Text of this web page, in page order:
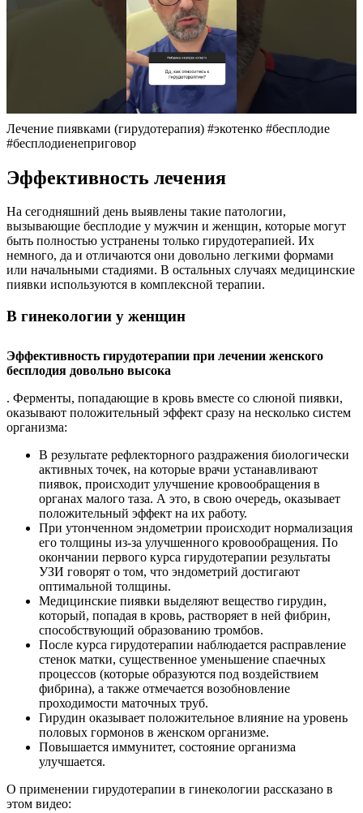
Лечение пиявками (гирудотерапия) #экотенко #бесплодие
#бесплодиенеприговор
Эффективность лечения
На сегодняшний день выявлены такие патологии,
вызывающие бесплодие у мужчин и женщин, которые могут
быть полностью устранены только гирудотерапией. Их
немного, да и отличаются они довольно легкими формами
или начальными стадиями. В остальных случаях медицинские
пиявки используются в комплексной терапии.
В гинекологии у женщин
Эффективность гирудотерапии при лечении женского
бесплодия довольно высока
. Ферменты, попадающие в кровь вместе со слюной пиявки,
оказывают положительный эффект сразу на несколько систем
организма:
В результате рефлекторного раздражения биологически
активных точек, на которые врачи устанавливают
пиявок, происходит улучшение кровообращения в
органах малого таза. А это, в свою очередь, оказывает
положительный эффект на их работу.
При утонченном эндометрии происходит нормализация
его толщины из-за улучшенного кровообращения. По
окончании первого курса гирудотерапии результаты
УЗИ говорят о том, что эндометрий достигают
оптимальной толщины.
Медицинские пиявки выделяют вещество гирудин,
который, попадая в кровь, растворяет в ней фибрин,
способствующий образованию тромбов.
После курса гирудотерапии наблюдается расправление
стенок матки, существенное уменьшение спаечных
процессов (которые образуются под воздействием
фибрина), а также отмечается возобновление
проходимости маточных труб.
Гирудин оказывает положительное влияние на уровень
половых гормонов в женском организме.
Повышается иммунитет, состояние организма
улучшается.
О применении гирудотерапии в гинекологии рассказано в
этом видео: